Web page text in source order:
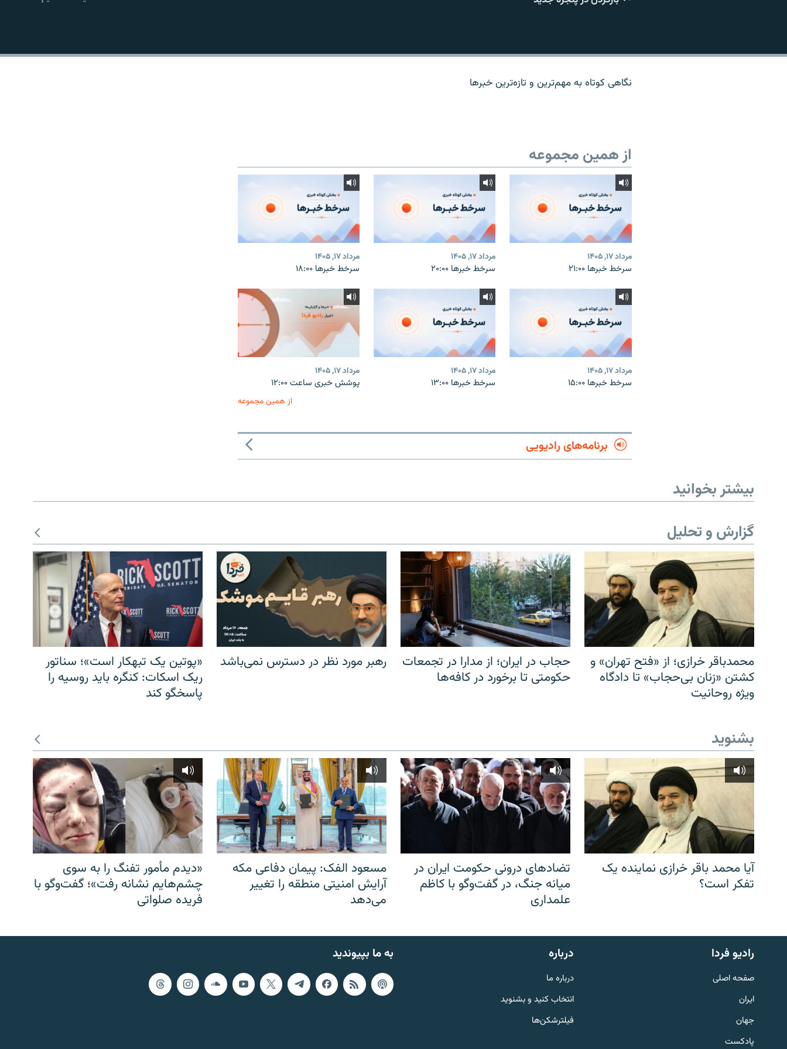
English
به ما بپیوندید
EMBED
نگاهی کوتاه به مهم‌ترين و تازه‌ترين خبرها
از همین مجموعه
مرداد ۱۷, ۱۴۰۵
سرخط خبرها ۲۱:۰۰
مرداد ۱۷, ۱۴۰۵
سرخط خبرها ۲۰:۰۰
مرداد ۱۷, ۱۴۰۵
سرخط خبرها ۱۸:۰۰
مرداد ۱۷, ۱۴۰۵
سرخط خبرها ۱۵:۰۰
مرداد ۱۷, ۱۴۰۵
سرخط خبرها ۱۳:۰۰
مرداد ۱۷, ۱۴۰۵
پوشش خبری ساعت ۱۲:۰۰
از همین مجموعه
برنامه‌های رادیویی
بیشتر بخوانید
گزارش و تحلیل
محمدباقر خرازی؛ از «فتح تهران» و
کشتن «زنان بی‌حجاب» تا دادگاه
ویژه روحانیت
حجاب در ایران؛ از مدارا در تجمعات
حکومتی تا برخورد در کافه‌ها
رهبر مورد نظر در دسترس نمی‌باشد
«پوتین یک تبهکار است»؛ سناتور
ریک اسکات: کنگره باید روسیه را
پاسخگو کند
بشنوید
آیا محمد باقر خرازی نماینده یک
تفکر است؟
تضادهای درونی حکومت ایران در
میانه جنگ، در گفت‌‌وگو با کاظم
علمداری
مسعود الفک: پیمان دفاعی مکه
آرایش امنیتی منطقه را تغییر
می‌دهد
«دیدم مأمور تفنگ را به سوی
چشم‌هایم نشانه رفت»؛ گفت‌و‌گو با
فریده صلواتی
به ما بپیوندید رادیو فردا
صفحه اصلی
ایران
جهان
پادکست
درباره
درباره ما
انتخاب کنید و بشنوید
فیلترشکن‌ها